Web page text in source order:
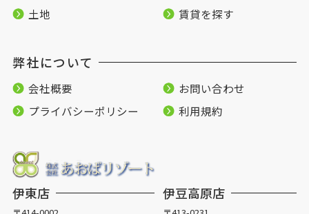
土地
賃貸を探す
弊社について
会社概要
お問い合わせ
プライバシーポリシー
利用規約
伊東店 伊豆高原店